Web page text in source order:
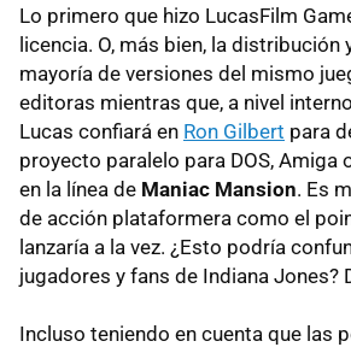
Lo primero que hizo LucasFilm
licencia. O, más bien, la distribución
mayoría de versiones del mismo
editoras mientras que, a nivel
Lucas confiará en Ron Gilbert para
proyecto paralelo para DOS, Amiga
en la línea de Maniac Mansion. Es
de acción plataformera como el
lanzaría a la vez. ¿Esto podría
jugadores y fans de Indiana Jones?
Incluso teniendo en cuenta que las